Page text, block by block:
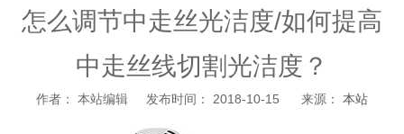
怎么调节中走丝光洁度/如何提高
中走丝线切割光洁度？
作者： 本站编辑 发布时间： 2018-10-15 来源： 本站